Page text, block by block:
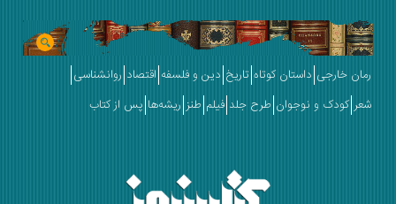
خارجی داستان کوتاه تاریخ دین و فلسفه اقتصاد روانشناسی
کودک و نوجوان طرح جلد فیلم طنز ریشه‌ها پس از کتاب